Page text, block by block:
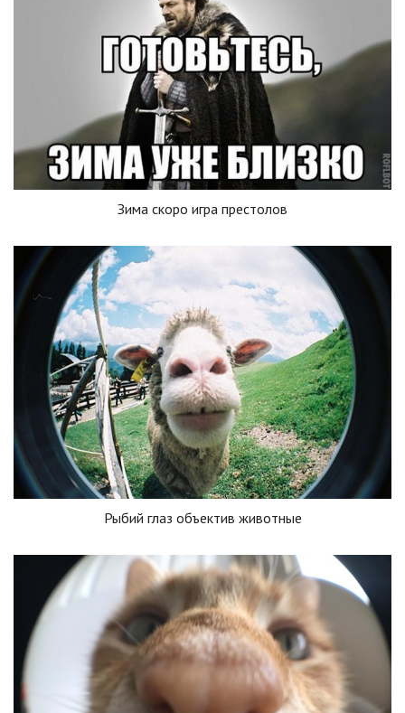
Зима скоро игра престолов
Рыбий глаз объектив животные